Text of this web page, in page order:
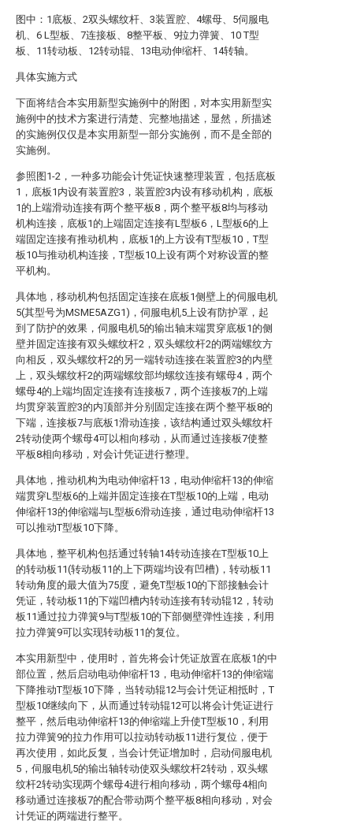
图中：1底板、2双头螺纹杆、3装置腔、4螺母、5伺服电
机、6 L型板、7连接板、8整平板、9拉力弹簧、10 T型
板、11转动板、12转动辊、13电动伸缩杆、14转轴。
具体实施方式
下面将结合本实用新型实施例中的附图，对本实用新型实
施例中的技术方案进行清楚、完整地描述，显然，所描述
的实施例仅仅是本实用新型一部分实施例，而不是全部的
实施例。
参照图1-2，一种多功能会计凭证快速整理装置，包括底板
1，底板1内设有装置腔3，装置腔3内设有移动机构，底板
1的上端滑动连接有两个整平板8，两个整平板8均与移动
机构连接，底板1的上端固定连接有L型板6，L型板6的上
端固定连接有推动机构，底板1的上方设有T型板10，T型
板10与推动机构连接，T型板10上设有两个对称设置的整
平机构。
具体地，移动机构包括固定连接在底板1侧壁上的伺服电机
5(其型号为MSME5AZG1)，伺服电机5上设有防护罩，起
到了防护的效果，伺服电机5的输出轴末端贯穿底板1的侧
壁并固定连接有双头螺纹杆2，双头螺纹杆2的两端螺纹方
向相反，双头螺纹杆2的另一端转动连接在装置腔3的内壁
上，双头螺纹杆2的两端螺纹部均螺纹连接有螺母4，两个
螺母4的上端均固定连接有连接板7，两个连接板7的上端
均贯穿装置腔3的内顶部并分别固定连接在两个整平板8的
下端，连接板7与底板1滑动连接，该结构通过双头螺纹杆
2转动使两个螺母4可以相向移动，从而通过连接板7使整
平板8相向移动，对会计凭证进行整理。
具体地，推动机构为电动伸缩杆13，电动伸缩杆13的伸缩
端贯穿L型板6的上端并固定连接在T型板10的上端，电动
伸缩杆13的伸缩端与L型板6滑动连接，通过电动伸缩杆13
可以推动T型板10下降。
具体地，整平机构包括通过转轴14转动连接在T型板10上
的转动板11(转动板11的上下两端均设有凹槽)，转动板11
转动角度的最大值为75度，避免T型板10的下部接触会计
凭证，转动板11的下端凹槽内转动连接有转动辊12，转动
板11通过拉力弹簧9与T型板10的下部侧壁弹性连接，利用
拉力弹簧9可以实现转动板11的复位。
本实用新型中，使用时，首先将会计凭证放置在底板1的中
部位置，然后启动电动伸缩杆13，电动伸缩杆13的伸缩端
下降推动T型板10下降，当转动辊12与会计凭证相抵时，T
型板10继续向下，从而通过转动辊12可以将会计凭证进行
整平，然后电动伸缩杆13的伸缩端上升使T型板10，利用
拉力弹簧9的拉力作用可以拉动转动板11进行复位，便于
再次使用，如此反复，当会计凭证增加时，启动伺服电机
5，伺服电机5的输出轴转动使双头螺纹杆2转动，双头螺
纹杆2转动实现两个螺母4进行相向移动，两个螺母4相向
移动通过连接板7的配合带动两个整平板8相向移动，对会
计凭证的两端进行整平。